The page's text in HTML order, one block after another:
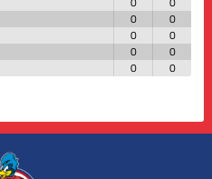
0
0
0
0
0
0
0 0